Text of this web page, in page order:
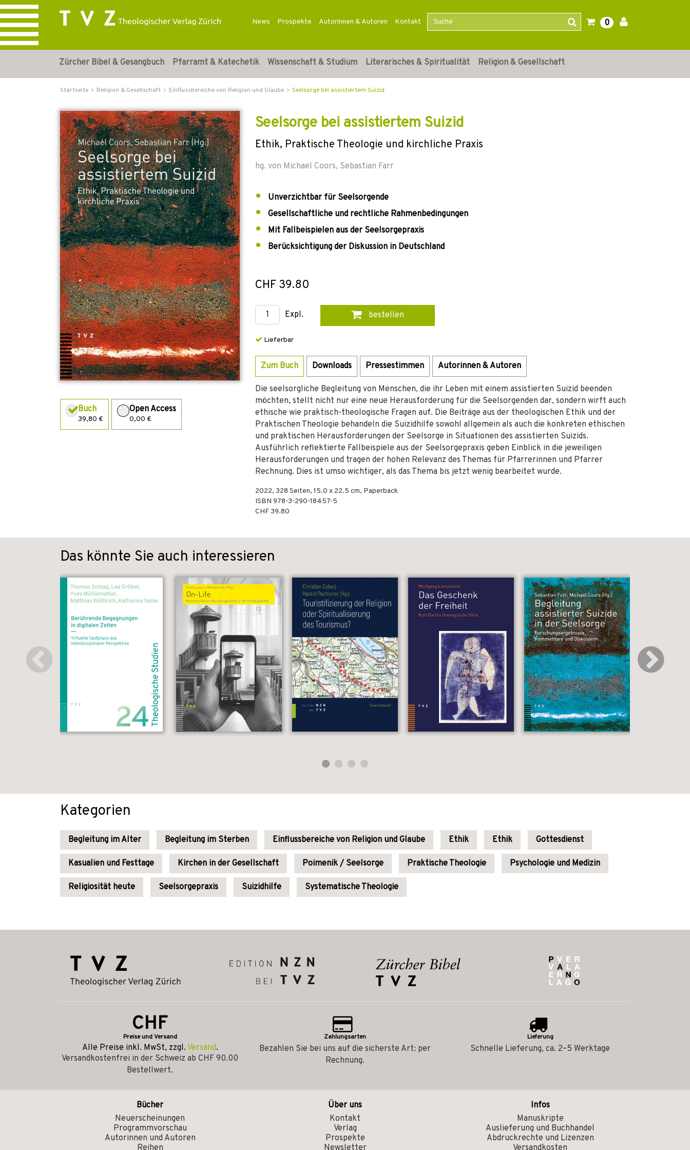
News Prospekte Autorinnen & Autoren Kontakt 0
Zürcher Bibel & Gesangbuch Pfarramt & Katechetik Wissenschaft & Studium Literarisches & Spiritualität Religion & Gesellschaft
Startseite Religion & Gesellschaft Einflussbereiche von Religion und Glaube Seelsorge bei assistiertem Suizid
Buch
39,80 €
Open Access
0,00 €
Seelsorge bei assistiertem Suizid
Ethik, Praktische Theologie und kirchliche Praxis
hg. von Michael Coors, Sebastian Farr
Unverzichtbar für Seelsorgende
Gesellschaftliche und rechtliche Rahmenbedingungen
Mit Fallbeispielen aus der Seelsorgepraxis
Berücksichtigung der Diskussion in Deutschland
CHF 39.80
Expl. bestellen
Lieferbar
Zum Buch Downloads Pressestimmen Autorinnen & Autoren
Die seelsorgliche Begleitung von Menschen, die ihr Leben mit einem assistierten Suizid beenden
möchten, stellt nicht nur eine neue Herausforderung für die Seelsorgenden dar, sondern wirft auch
ethische wie praktisch-theologische Fragen auf. Die Beiträge aus der theologischen Ethik und der
Praktischen Theologie behandeln die Suizidhilfe sowohl allgemein als auch die konkreten ethischen
und praktischen Herausforderungen der Seelsorge in Situationen des assistierten Suizids.
Ausführlich reflektierte Fallbeispiele aus der Seelsorgepraxis geben Einblick in die jeweiligen
Herausforderungen und tragen der hohen Relevanz des Themas für Pfarrerinnen und Pfarrer
Rechnung. Dies ist umso wichtiger, als das Thema bis jetzt wenig bearbeitet wurde.
2022, 328 Seiten, 15.0 x 22.5 cm, Paperback
ISBN 978-3-290-18457-5
CHF 39.80
Das könnte Sie auch interessieren
Kategorien
Begleitung im Alter Begleitung im Sterben Einflussbereiche von Religion und Glaube Ethik Ethik Gottesdienst
Kasualien und Festtage Kirchen in der Gesellschaft Poimenik / Seelsorge Praktische Theologie Psychologie und Medizin
Religiosität heute Seelsorgepraxis Suizidhilfe Systematische Theologie
CHF
Preise und Versand
Alle Preise inkl. MwSt, zzgl. Versand.
Versandkostenfrei in der Schweiz ab CHF 90.00
Bestellwert.
Zahlungsarten
Bezahlen Sie bei uns auf die sicherste Art: per
Rechnung.
Lieferung
Schnelle Lieferung, ca. 2–5 Werktage
Bücher
Neuerscheinungen
Programmvorschau
Autorinnen und Autoren
Reihen
Über uns
Kontakt
Verlag
Prospekte
Newsletter
Infos
Manuskripte
Auslieferung und Buchhandel
Abdruckrechte und Lizenzen
Versandkosten